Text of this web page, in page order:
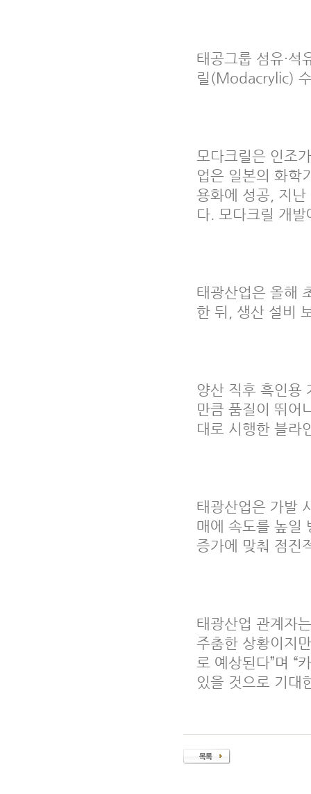
태공그룹 섬유·석
릴(Modacrylic)
모다크릴은 인조
업은 일본의 화학
용화에 성공, 지
다. 모다크릴 개
태광산업은 올해
한 뒤, 생산 설비
양산 직후 흑인용
만큼 품질이 뛰어
대로 시행한 블라
태광산업은 가발
매에 속도를 높일
증가에 맞춰 점진
태광산업 관계자
주춤한 상황이지
로 예상된다”며 “
있을 것으로 기대